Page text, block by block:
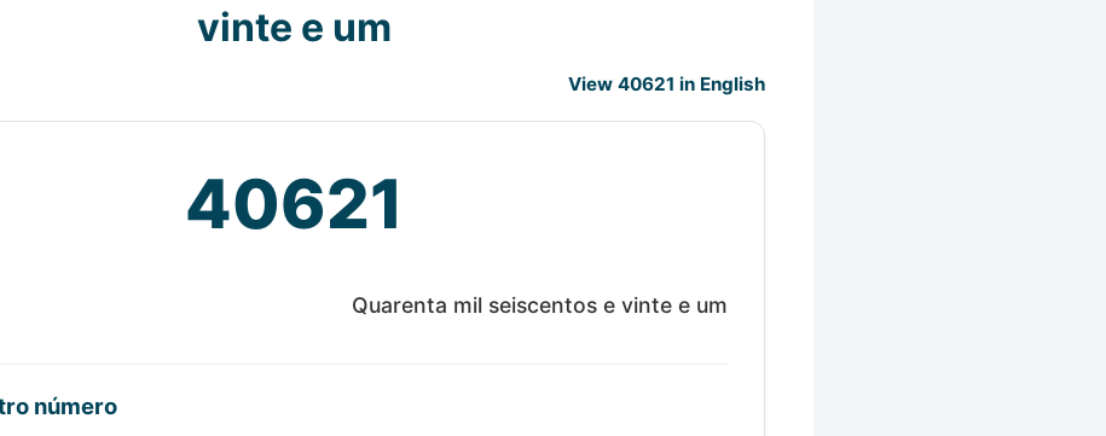
vinte e um
View 40621 in English
40621
Quarenta mil seiscentos e vinte e um
número